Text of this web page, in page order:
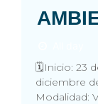
🗓️Inicio: 23
diciembre
Modalidad: